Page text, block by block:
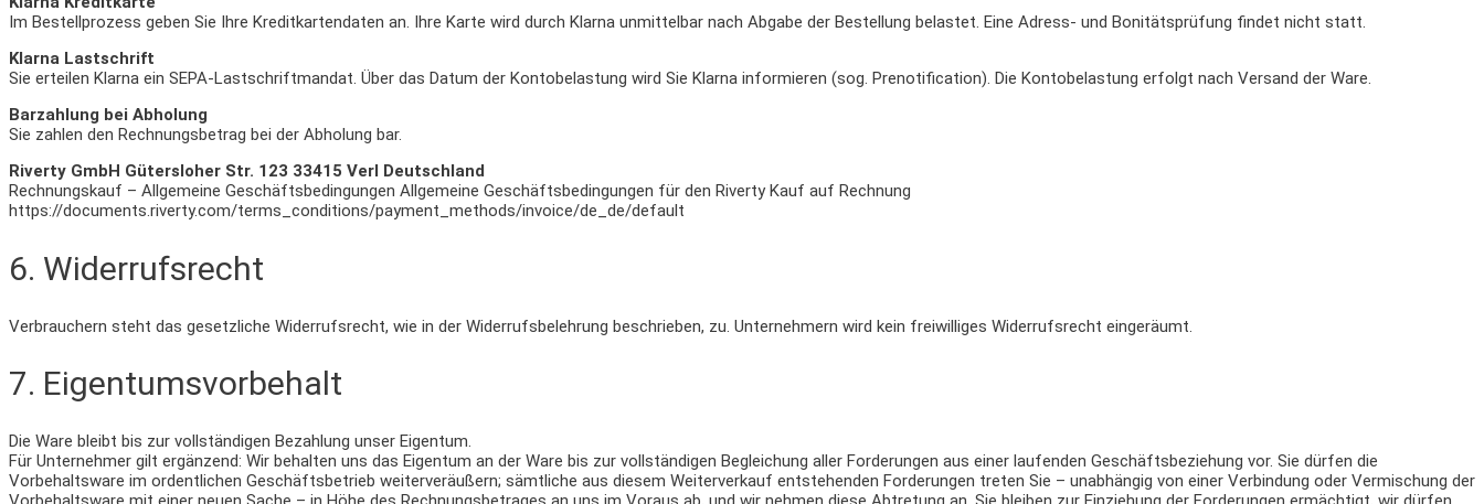
Im Bestellprozess geben Sie Ihre Kreditkartendaten an. Ihre Karte wird durch Klarna unmittelbar nach Abgabe der Bestellung belastet. Eine Adress- und Bonitätsprüfung findet nicht statt.
Klarna Lastschrift
Sie erteilen Klarna ein SEPA-Lastschriftmandat. Über das Datum der Kontobelastung wird Sie Klarna informieren (sog. Prenotification). Die Kontobelastung erfolgt nach Versand der Ware.
Barzahlung bei Abholung
Sie zahlen den Rechnungsbetrag bei der Abholung bar.
Riverty GmbH Gütersloher Str. 123 33415 Verl Deutschland
Rechnungskauf – Allgemeine Geschäftsbedingungen Allgemeine Geschäftsbedingungen für den Riverty Kauf auf Rechnung
https://documents.riverty.com/terms_conditions/payment_methods/invoice/de_de/default
6. Widerrufsrecht
Verbrauchern steht das gesetzliche Widerrufsrecht, wie in der Widerrufsbelehrung beschrieben, zu. Unternehmern wird kein freiwilliges Widerrufsrecht eingeräumt.
7. Eigentumsvorbehalt​​​​​​​
Die Ware bleibt bis zur vollständigen Bezahlung unser Eigentum.
Für Unternehmer gilt ergänzend: Wir behalten uns das Eigentum an der Ware bis zur vollständigen Begleichung aller Forderungen aus einer laufenden Geschäftsbeziehung vor. Sie dürfen die
Vorbehaltsware im ordentlichen Geschäftsbetrieb weiterveräußern; sämtliche aus diesem Weiterverkauf entstehenden Forderungen treten Sie – unabhängig von einer Verbindung oder Vermischung der